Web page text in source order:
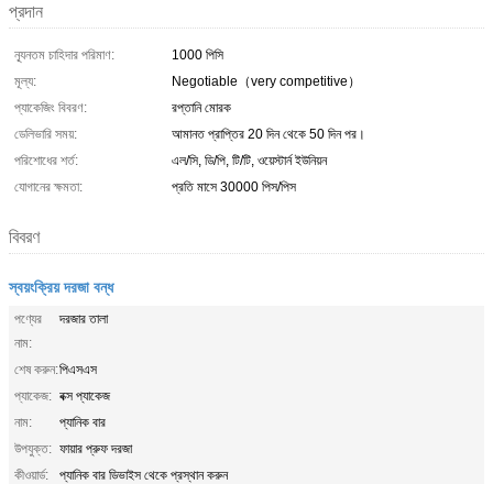
প্রদান
ন্যূনতম চাহিদার পরিমাণ:
1000 পিসি
মূল্য:
Negotiable（very competitive）
প্যাকেজিং বিবরণ:
রপ্তানি মোরক
ডেলিভারি সময়:
আমানত প্রাপ্তির 20 দিন থেকে 50 দিন পর।
পরিশোধের শর্ত:
এল/সি, ডি/পি, টি/টি, ওয়েস্টার্ন ইউনিয়ন
যোগানের ক্ষমতা:
প্রতি মাসে 30000 পিস/পিস
বিবরণ
স্বয়ংক্রিয় দরজা বন্ধ
পণ্যের
নাম:
দরজার তালা
শেষ করুন:পিএসএস
প্যাকেজ: বক্স প্যাকেজ
নাম:
প্যানিক বার
উপযুক্ত: ফায়ার প্রুফ দরজা
কীওয়ার্ড:
প্যানিক বার ডিভাইস থেকে প্রস্থান করুন